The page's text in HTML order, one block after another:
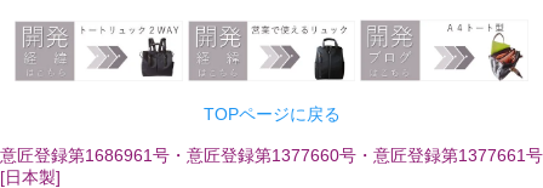
TOPページに戻る
意匠登録第1686961号・意匠登録第1377660号・意匠登録第1377661号
[日本製]